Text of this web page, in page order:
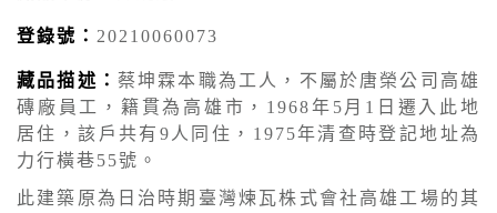
登錄號： 20210060073
藏品描述： 蔡坤霖本職為工人，不屬於唐榮公司高雄
磚廠員工，籍貫為高雄市，1968年5月1日遷入此地
居住，該戶共有9人同住，1975年清查時登記地址為
力行橫巷55號。
此建築原為日治時期臺灣煉瓦株式會社高雄工場的其